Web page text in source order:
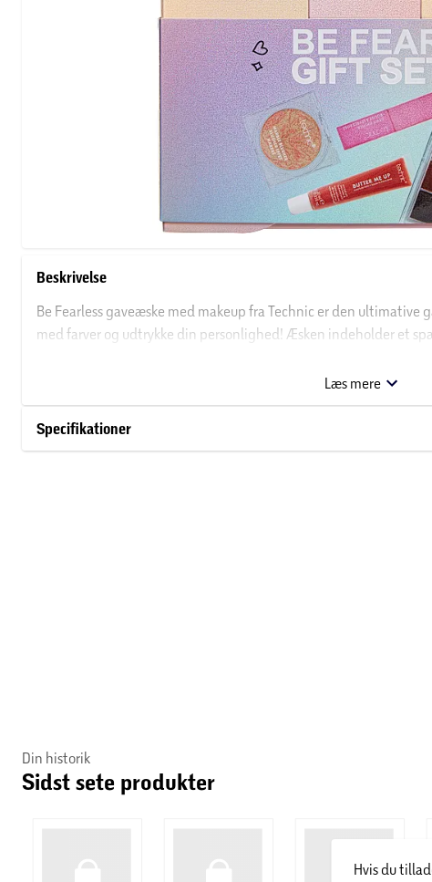
Beskrivelse
Be Fearless gaveæske med makeup fra Technic er den ultimative
med farver og udtrykke din personlighed! Æsken indeholder et
Læs mere
Specifikationer
Din historik
Sidst sete produkter
Hvis du